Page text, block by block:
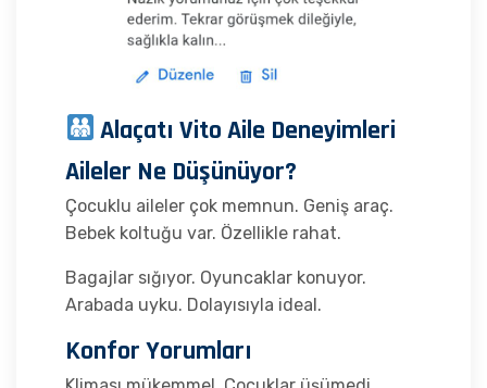
Alaçatı Vito Aile Deneyimleri
Aileler Ne Düşünüyor?
Çocuklu aileler çok memnun. Geniş araç.
Bebek koltuğu var. Özellikle rahat.
Bagajlar sığıyor. Oyuncaklar konuyor.
Arabada uyku. Dolayısıyla ideal.
Konfor Yorumları